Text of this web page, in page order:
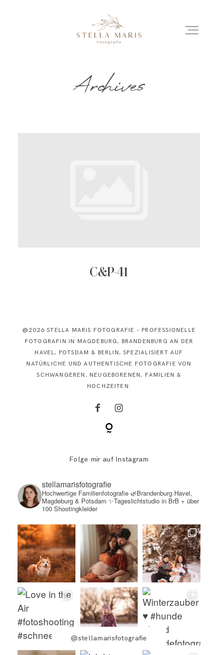
EINBLICKE
Archives
C&P-41
@2026 STELLA MARIS FOTOGRAFIE - PROFESSIONELLE
FOTOGRAFIN IN MAGDEBURG, BRANDENBURG AN DER
HAVEL, POTSDAM & BERLIN, SPEZIALISIERT AUF
NATÜRLICHE UND AUTHENTISCHE FOTOGRAFIE VON
SCHWANGEREN, NEUGEBORENEN, FAMILIEN &
HOCHZEITEN.
Folge mir auf Instagram
@stellamarisfotografie
stellamarisfotografie
Hochwertige Familienfotografie🌿Brandenburg Havel,
Magdeburg & Potsdam ✨Tageslichtstudio in BrB + über
100 Shootingkleider